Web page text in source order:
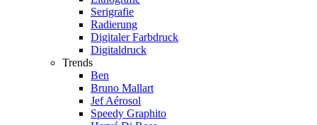
Serigrafie
Radierung
Digitaler Farbdruck
Digitaldruck
Trends
Ben
Bruno Mallart
Jef Aérosol
Speedy Graphito